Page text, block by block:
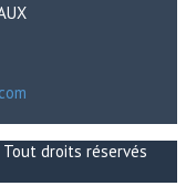
Tout droits réservés